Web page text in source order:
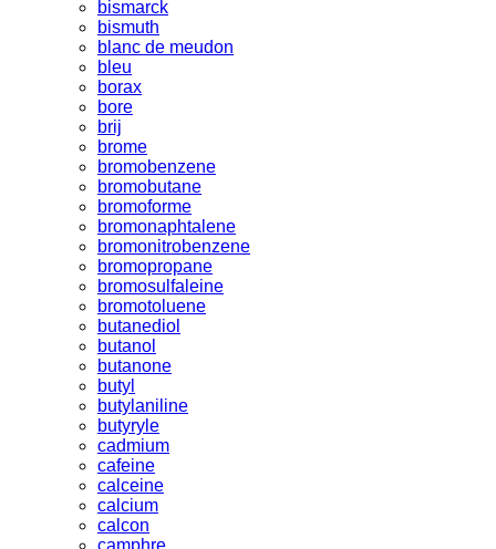
bismarck
bismuth
blanc de meudon
bleu
borax
bore
brij
brome
bromobenzene
bromobutane
bromoforme
bromonaphtalene
bromonitrobenzene
bromopropane
bromosulfaleine
bromotoluene
butanediol
butanol
butanone
butyl
butylaniline
butyryle
cadmium
cafeine
calceine
calcium
calcon
camphre